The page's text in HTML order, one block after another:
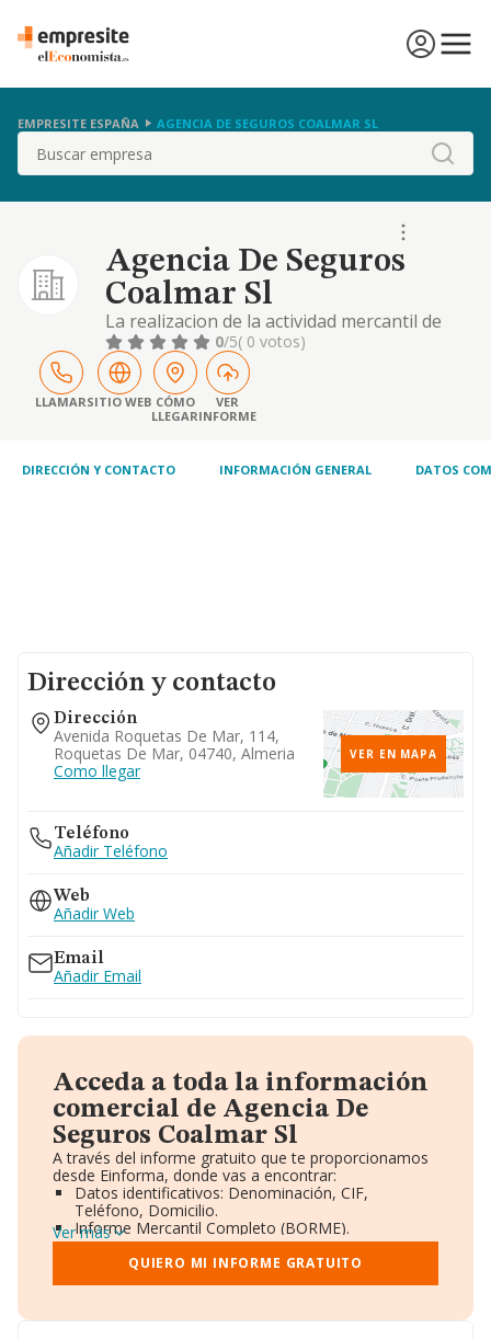
EMPRESITE ESPAÑA AGENCIA DE SEGUROS COALMAR SL
Buscar
Agencia De Seguros
Coalmar Sl
La realizacion de la actividad mercantil de
promocion, mediacion y asesoramiento de la
formalizacion de contratos de seguros en
regimen de agente, con expresion de
sometimiento a la legislacion especifica de
mediacion de
0/5( 0 votos)
LLAMARSITIO WEB CÓMO
LLEGAR
VER
INFORME
DIRECCIÓN Y CONTACTO INFORMACIÓN GENERAL DATOS
Dirección y contacto
Dirección
Avenida Roquetas De Mar, 114,
Roquetas De Mar, 04740, Almeria
Como llegar
VER EN MAPA
Teléfono
Añadir Teléfono
Web
Añadir Web
Email
Añadir Email
Acceda a toda la información
comercial de Agencia De
Seguros Coalmar Sl
A través del informe gratuito que te proporcionamos
desde Einforma, donde vas a encontrar:
Datos identificativos: Denominación, CIF,
Teléfono, Domicilio.
Informe Mercantil Completo (BORME).
Gráficos de Evolución Ventas y Empleados.
Consejo de Administración y Administradores.
Directivos y Ejecutivos.
Ver más
QUIERO MI INFORME GRATUITO